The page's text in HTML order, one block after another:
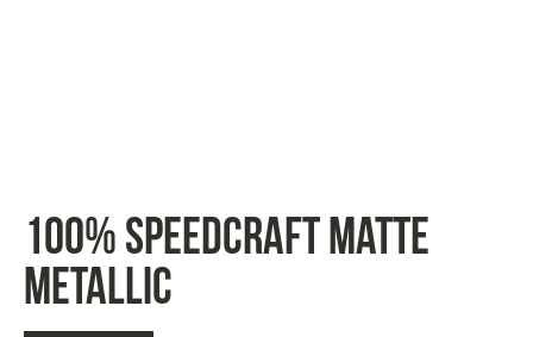
100% speedcraft Matte
Metallic